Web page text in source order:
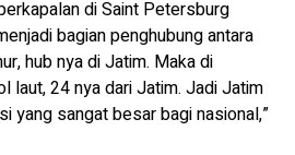
di Saint Petersburg
bagian penghubung antara
hub nya di Jatim. Maka di
laut, 24 nya dari Jatim. Jadi Jatim
yang sangat besar bagi nasional,”